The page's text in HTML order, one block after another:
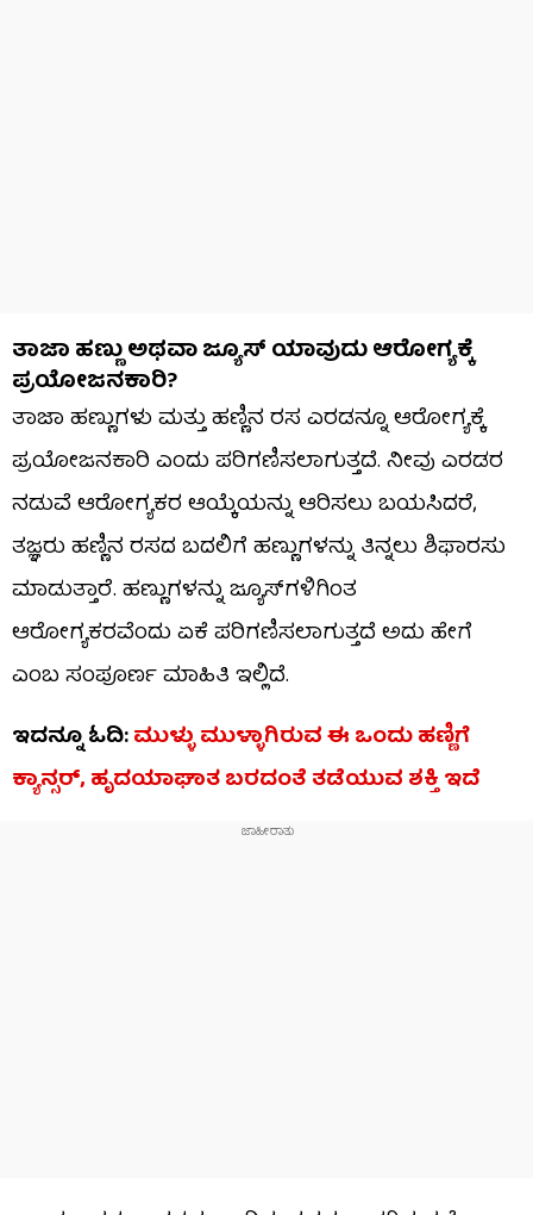
ತಾಜಾ ಹಣ್ಣು ಅಥವಾ ಜ್ಯೂಸ್‌ ಯಾವುದು ಆರೋಗ್ಯಕ್ಕೆ
ಪ್ರಯೋಜನಕಾರಿ?
ತಾಜಾ ಹಣ್ಣುಗಳು ಮತ್ತು ಹಣ್ಣಿನ ರಸ ಎರಡನ್ನೂ ಆರೋಗ್ಯಕ್ಕೆ
ಪ್ರಯೋಜನಕಾರಿ ಎಂದು ಪರಿಗಣಿಸಲಾಗುತ್ತದೆ. ನೀವು ಎರಡರ
ನಡುವೆ ಆರೋಗ್ಯಕರ ಆಯ್ಕೆಯನ್ನು ಆರಿಸಲು ಬಯಸಿದರೆ,
ತಜ್ಞರು ಹಣ್ಣಿನ ರಸದ ಬದಲಿಗೆ ಹಣ್ಣುಗಳನ್ನು ತಿನ್ನಲು ಶಿಫಾರಸು
ಮಾಡುತ್ತಾರೆ. ಹಣ್ಣುಗಳನ್ನು ಜ್ಯೂಸ್‌ಗಳಿಗಿಂತ
ಆರೋಗ್ಯಕರವೆಂದು ಏಕೆ ಪರಿಗಣಿಸಲಾಗುತ್ತದೆ ಅದು ಹೇಗೆ
ಎಂಬ ಸಂಪೂರ್ಣ ಮಾಹಿತಿ ಇಲ್ಲಿದೆ.
ಇದನ್ನೂ ಓದಿ:ಮುಳ್ಳು ಮುಳ್ಳಾಗಿರುವ ಈ ಒಂದು ಹಣ್ಣಿಗೆ
ಕ್ಯಾನ್ಸರ್, ಹೃದಯಾಘಾತ ಬರದಂತೆ ತಡೆಯುವ ಶಕ್ತಿ ಇದೆ